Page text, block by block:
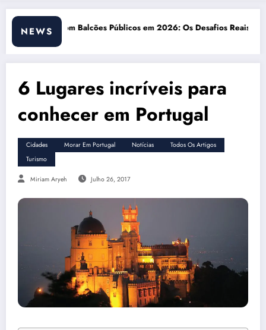
NEWS
Os Desafios Reais Matrícula em Escolas Públicas Portuguesas:
6 Lugares incríveis para
conhecer em Portugal
Cidades Morar Em Portugal Notícias
Todos Os Artigos
Turismo
Miriam Aryeh Julho 26, 2017